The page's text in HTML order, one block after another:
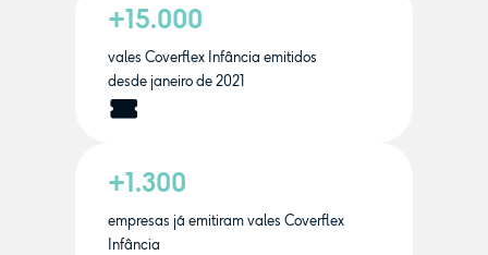
+15.000
vales Coverflex Infância emitidos
desde janeiro de 2021
+1.300
empresas já emitiram vales Coverflex
Infância